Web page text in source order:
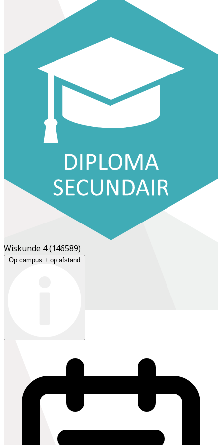
Wiskunde 4(146589)
Op campus + op afstand